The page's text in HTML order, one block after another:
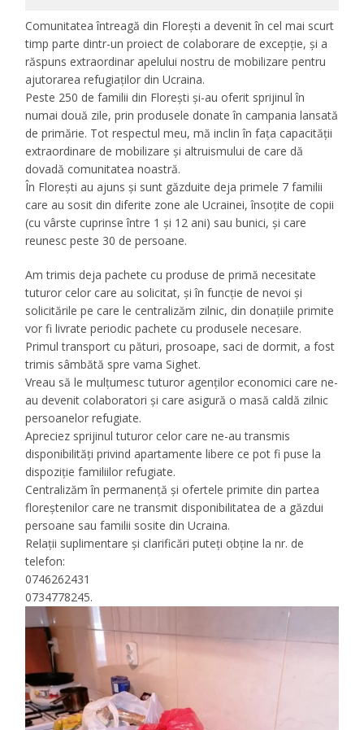
Comunitatea întreagă din Florești a devenit în cel mai scurt
timp parte dintr-un proiect de colaborare de excepție, și a
răspuns extraordinar apelului nostru de mobilizare pentru
ajutorarea refugiaților din Ucraina.
Peste 250 de familii din Florești și-au oferit sprijinul în
numai două zile, prin produsele donate în campania lansată
de primărie. Tot respectul meu, mă inclin în fața capacității
extraordinare de mobilizare și altruismului de care dă
dovadă comunitatea noastră.
În Florești au ajuns și sunt găzduite deja primele 7 familii
care au sosit din diferite zone ale Ucrainei, însoțite de copii
(cu vârste cuprinse între 1 și 12 ani) sau bunici, și care
reunesc peste 30 de persoane.
Am trimis deja pachete cu produse de primă necesitate
tuturor celor care au solicitat, și în funcție de nevoi și
solicitările pe care le centralizăm zilnic, din donațiile primite
vor fi livrate periodic pachete cu produsele necesare.
Primul transport cu pături, prosoape, saci de dormit, a fost
trimis sâmbătă spre vama Sighet.
Vreau să le mulțumesc tuturor agenților economici care ne-
au devenit colaboratori și care asigură o masă caldă zilnic
persoanelor refugiate.
Apreciez sprijinul tuturor celor care ne-au transmis
disponibilități privind apartamente libere ce pot fi puse la
dispoziție familiilor refugiate.
Centralizăm în permanență și ofertele primite din partea
floreștenilor care ne transmit disponibilitatea de a găzdui
persoane sau familii sosite din Ucraina.
Relații suplimentare și clarificări puteți obține la nr. de
telefon:
0746262431
0734778245.